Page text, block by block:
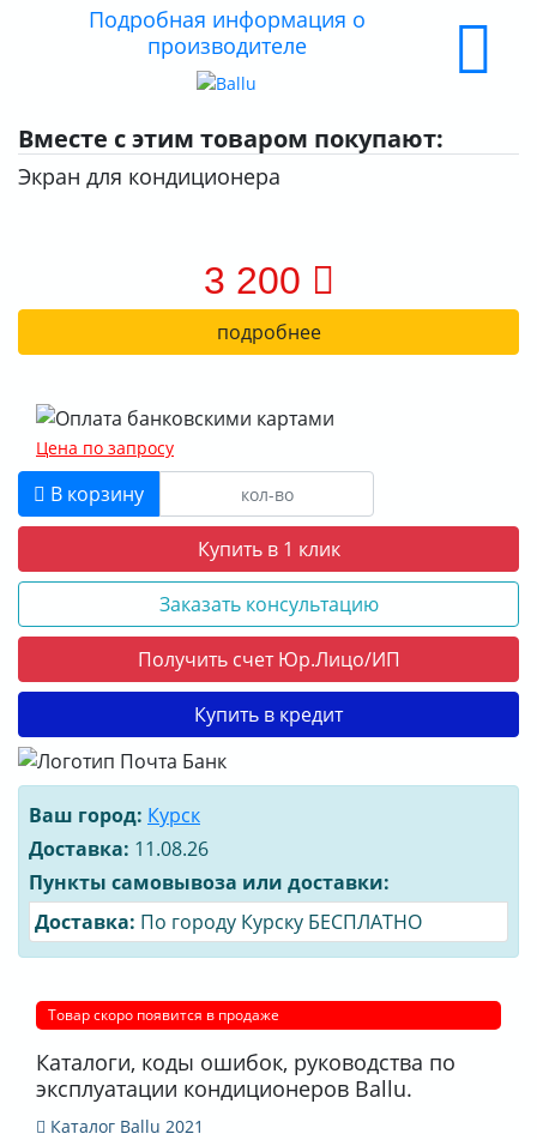
ДОСТАВКАПодробная информация о
производителе
Вместе с этим товаром покупают:
Экран для кондиционера
3 200
подробнее
Цена по запросу
В корзину
Купить в 1 клик
Заказать консультацию
Получить счет Юр.Лицо/ИП
Купить в кредит
Ваш город: Курск
Доставка: 11.08.26
Пункты самовывоза или доставки:
Доставка: По городу Курску БЕСПЛАТНО
Товар скоро появится в продаже
Каталоги, коды ошибок, руководства по
эксплуатации кондиционеров Ballu.
Каталог Ballu 2021